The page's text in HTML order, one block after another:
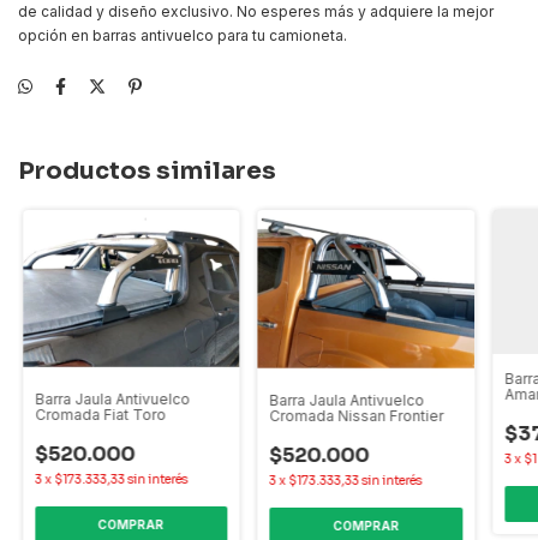
de calidad y diseño exclusivo. No esperes más y adquiere la mejor
opción en barras antivuelco para tu camioneta.
Productos similares
Barra Jaula Antivuelco
Cromada Fiat Toro
$520.000
3x $173.333,33sin interés
COMPRAR
Barra Jaula Antivuelco
Cromada Nissan Frontier
$520.000
3x $173.333,33sin interés
COMPRAR
3x